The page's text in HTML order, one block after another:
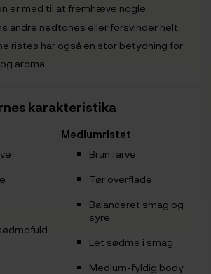
er med til at fremhæve nogle
andre nedtones eller forsvinder helt.
ristes har også en stor betydning for
aroma
karakteristika
Mediumristet
Brun farve
Tør overflade
Balanceret smag og
syre
Let sødme i smag
Medium-fyldig body